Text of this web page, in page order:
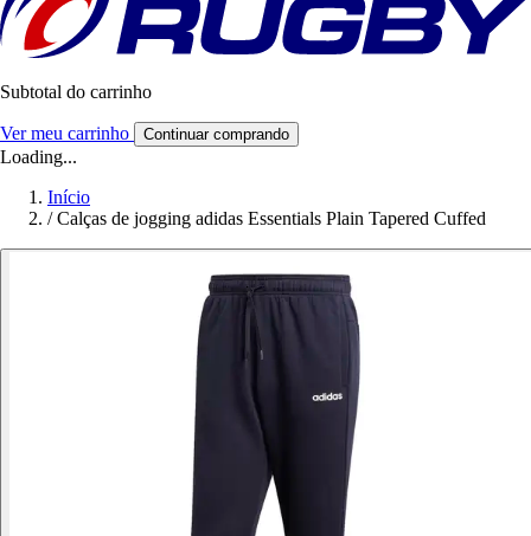
Subtotal do carrinho
Ver meu carrinho Continuar comprando
Loading...
Início
/ Calças de jogging adidas Essentials Plain Tapered Cuffed